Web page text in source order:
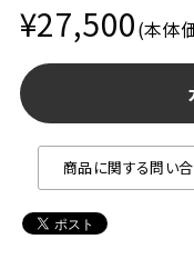
¥27,500(本体
商品に関する問い